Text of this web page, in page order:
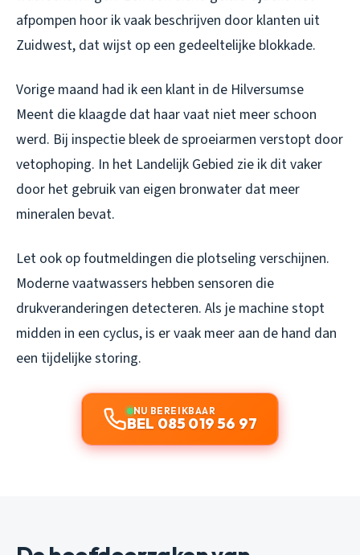
afpompen hoor ik vaak beschrijven door klanten uit
Zuidwest, dat wijst op een gedeeltelijke blokkade.
Vorige maand had ik een klant in de Hilversumse
Meent die klaagde dat haar vaat niet meer schoon
werd. Bij inspectie bleek de sproeiarmen verstopt door
vetophoping. In het Landelijk Gebied zie ik dit vaker
door het gebruik van eigen bronwater dat meer
mineralen bevat.
Let ook op foutmeldingen die plotseling verschijnen.
Moderne vaatwassers hebben sensoren die
drukveranderingen detecteren. Als je machine stopt
midden in een cyclus, is er vaak meer aan de hand dan
een tijdelijke storing.
NU BEREIKBAAR
BEL 085 019 56 97